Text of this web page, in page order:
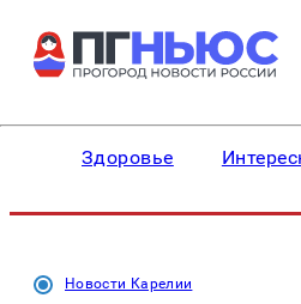
Здоровье
Новости Карелии